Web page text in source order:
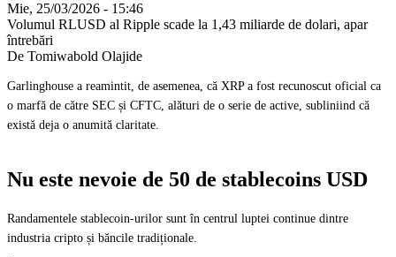
Mie, 25/03/2026 - 15:46
Volumul RLUSD al Ripple scade la 1,43 miliarde de dolari, apar
întrebări
De Tomiwabold Olajide
Garlinghouse a reamintit, de asemenea, că XRP a fost recunoscut oficial ca
o marfă de către SEC și CFTC, alături de o serie de active, subliniind că
există deja o anumită claritate.
Nu este nevoie de 50 de stablecoins USD
Randamentele stablecoin-urilor sunt în centrul luptei continue dintre
industria cripto și băncile tradiționale.